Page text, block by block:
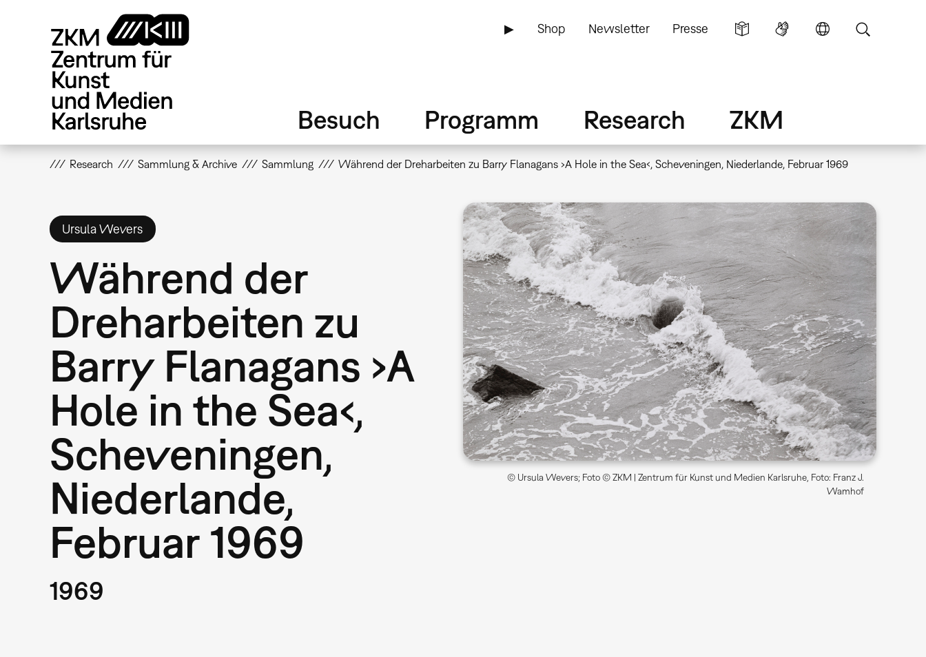
▶ Shop Newsletter Presse
Besuch Programm Research ZKM
Research Sammlung & Archive Sammlung Während der Dreharbeiten zu Barry Flanagans ›A Hole in the Sea‹, Scheveningen, Niederlande, Februar 1969
Ursula Wevers
Während der
Dreharbeiten zu
Barry Flanagans ›A
Hole in the Sea‹,
Scheveningen,
Niederlande,
Februar 1969
1969
© Ursula Wevers; Foto © ZKM | Zentrum für Kunst und Medien Karlsruhe, Foto: Franz J.
Wamhof